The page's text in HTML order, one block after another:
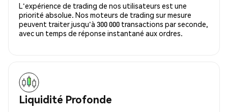
L'expérience de trading de nos utilisateurs est une
priorité absolue. Nos moteurs de trading sur mesure
peuvent traiter jusqu'à 300 000 transactions par seconde,
avec un temps de réponse instantané aux ordres.
Liquidité Profonde